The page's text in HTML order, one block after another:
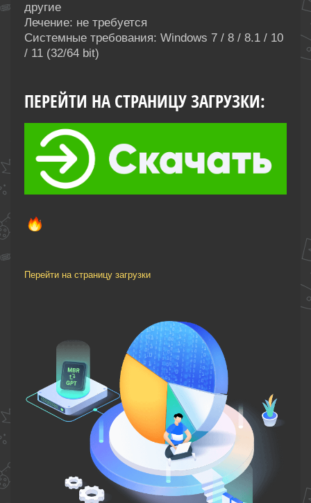
другие
Лечение: не требуется
Системные требования: Windows 7 / 8 / 8.1 / 10
/ 11 (32/64 bit)
ПЕРЕЙТИ НА СТРАНИЦУ ЗАГРУЗКИ:
Перейти на страницу загрузки